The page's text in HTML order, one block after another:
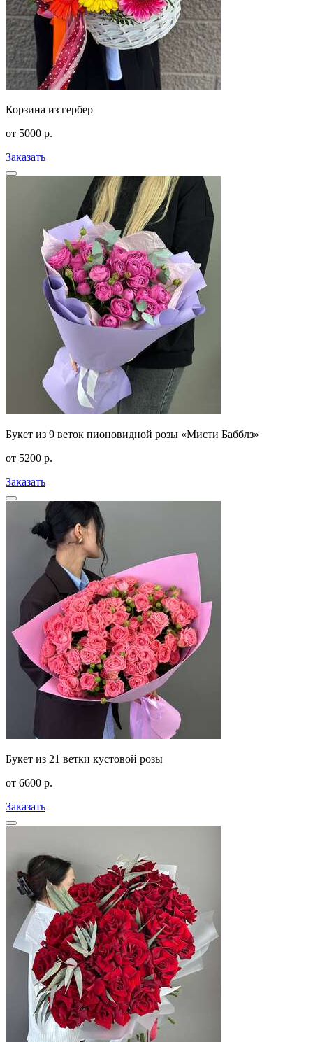
Корзина из гербер
от 5000 р.
Заказать
Букет из 9 веток пионовидной розы «Мисти Бабблз»
от 5200 р.
Заказать
Букет из 21 ветки кустовой розы
от 6600 р.
Заказать